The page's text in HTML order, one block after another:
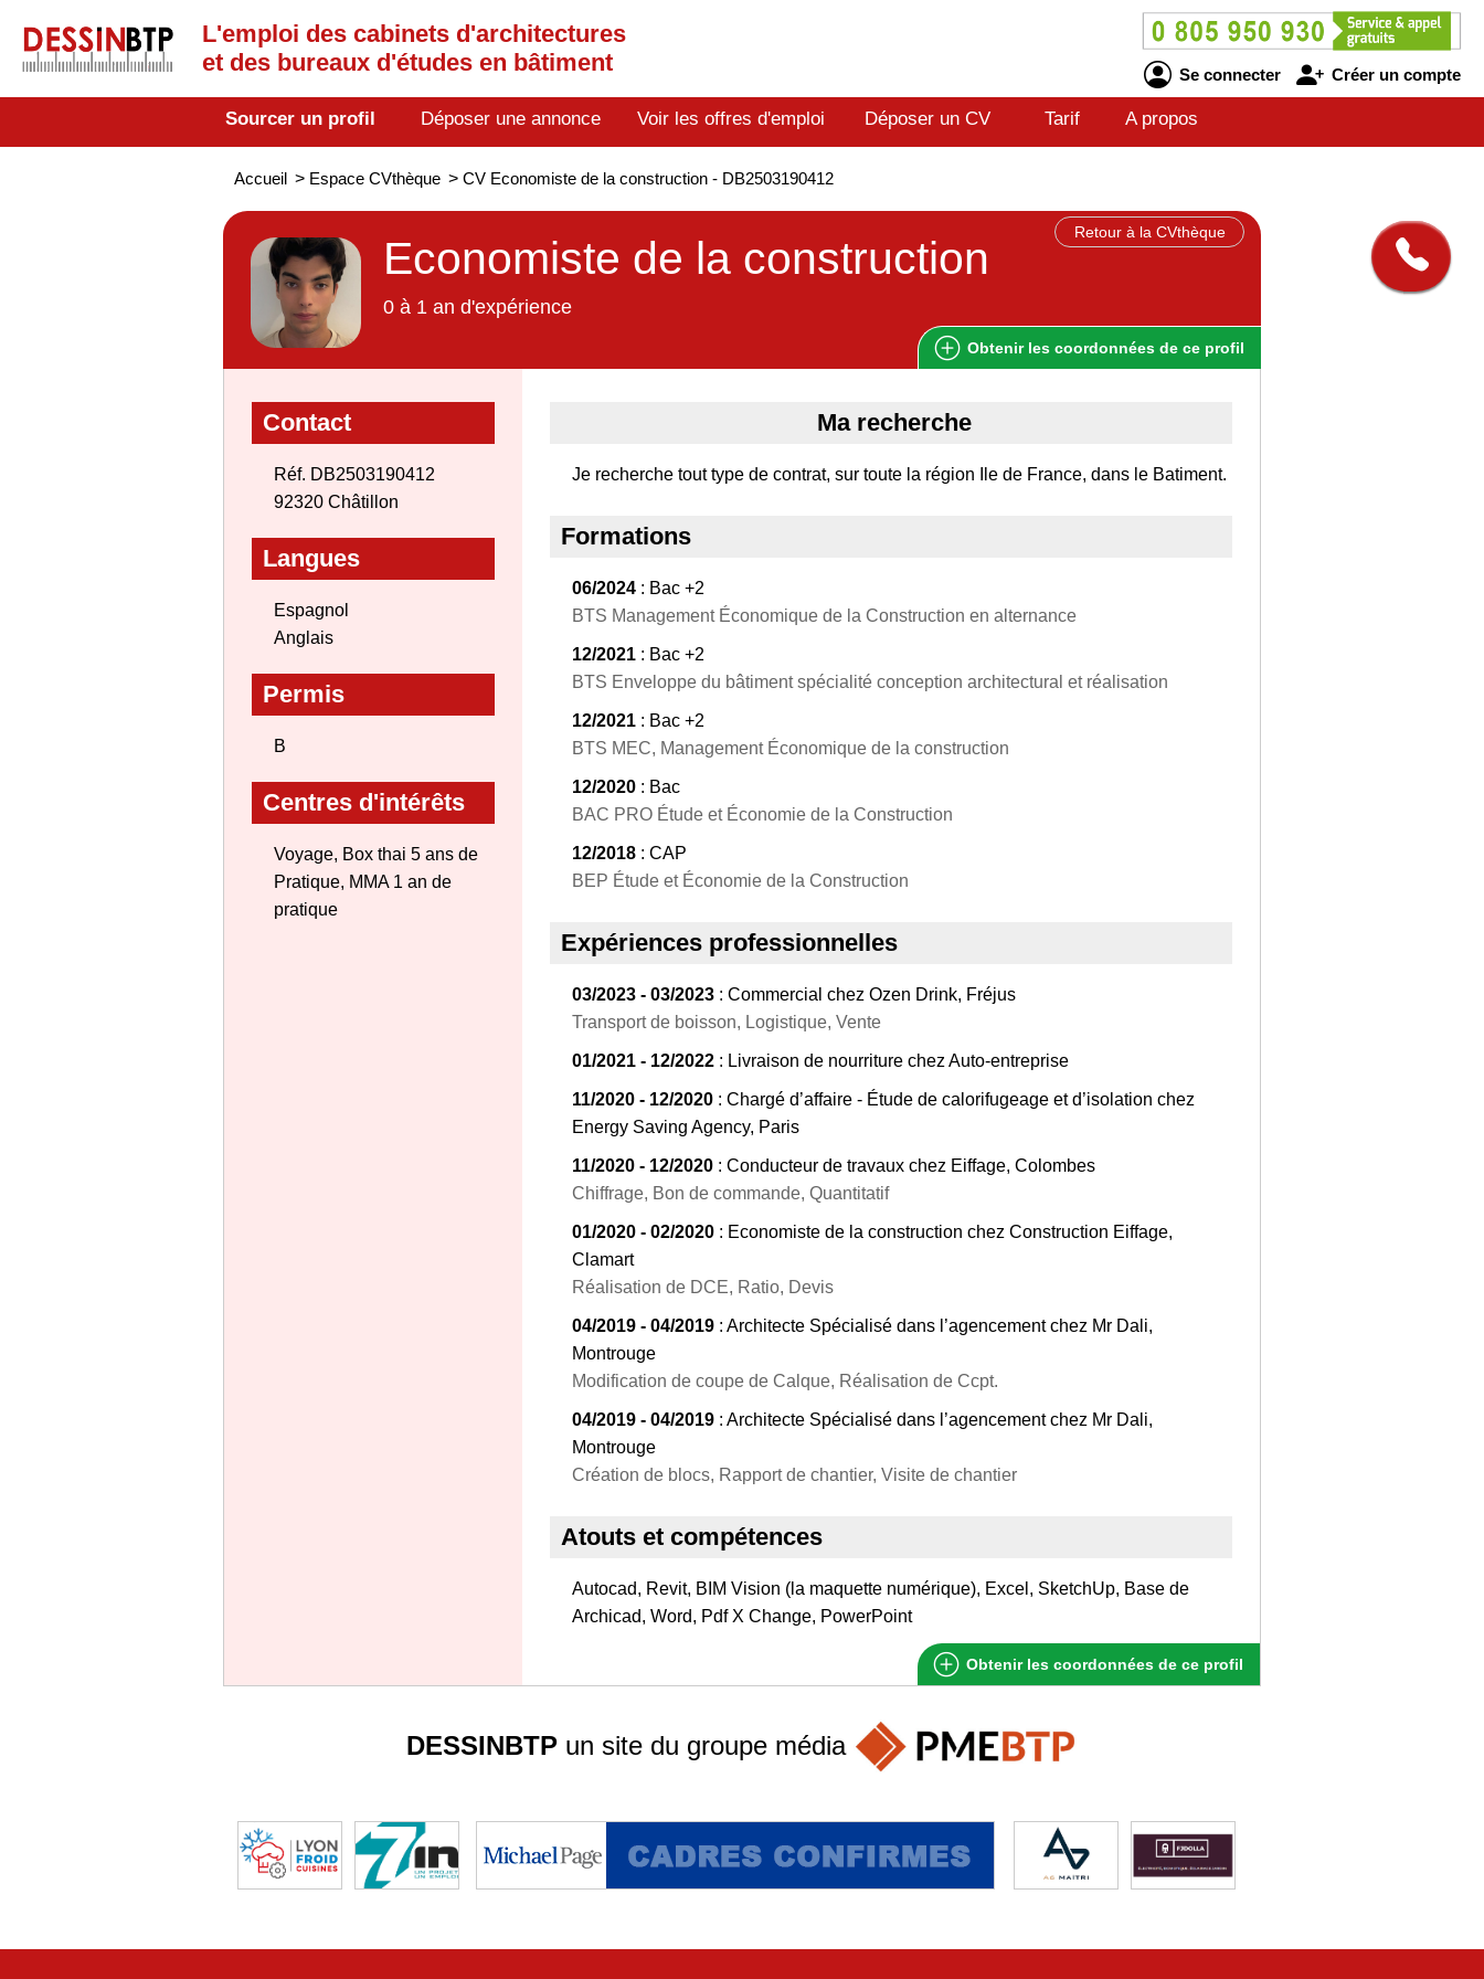
L'emploi des cabinets d'architectures
et des bureaux d'études en bâtiment
Se connecter Créer un compte
Sourcer un profil Déposer une annonce Voir les offres d'emploi Déposer un CV Tarif A propos
Accueil > Espace CVthèque > CV Economiste de la construction - DB2503190412
Retour à la CVthèque
Economiste de la construction
0 à 1 an d'expérience
Obtenir les coordonnées de ce profil
Contact
Réf. DB2503190412
92320 Châtillon
Langues
Espagnol
Anglais
Permis
B
Centres d'intérêts
Voyage, Box thai 5 ans de
Pratique, MMA 1 an de
pratique
Ma recherche
Je recherche tout type de contrat, sur toute la région Ile de France, dans le Batiment.
Formations
06/2024 : Bac +2
BTS Management Économique de la Construction en alternance
12/2021 : Bac +2
BTS Enveloppe du bâtiment spécialité conception architectural et réalisation
12/2021 : Bac +2
BTS MEC, Management Économique de la construction
12/2020 : Bac
BAC PRO Étude et Économie de la Construction
12/2018 : CAP
BEP Étude et Économie de la Construction
Expériences professionnelles
03/2023 - 03/2023 : Commercial chez Ozen Drink, Fréjus
Transport de boisson, Logistique, Vente
01/2021 - 12/2022 : Livraison de nourriture chez Auto-entreprise
11/2020 - 12/2020 : Chargé d’affaire - Étude de calorifugeage et d’isolation chez
Energy Saving Agency, Paris
11/2020 - 12/2020 : Conducteur de travaux chez Eiffage, Colombes
Chiffrage, Bon de commande, Quantitatif
01/2020 - 02/2020 : Economiste de la construction chez Construction Eiffage,
Clamart
Réalisation de DCE, Ratio, Devis
04/2019 - 04/2019 : Architecte Spécialisé dans l’agencement chez Mr Dali,
Montrouge
Modification de coupe de Calque, Réalisation de Ccpt.
04/2019 - 04/2019 : Architecte Spécialisé dans l’agencement chez Mr Dali,
Montrouge
Création de blocs, Rapport de chantier, Visite de chantier
Atouts et compétences
Autocad, Revit, BIM Vision (la maquette numérique), Excel, SketchUp, Base de
Archicad, Word, Pdf X Change, PowerPoint
Obtenir les coordonnées de ce profil
DESSINBTP un site du groupe média